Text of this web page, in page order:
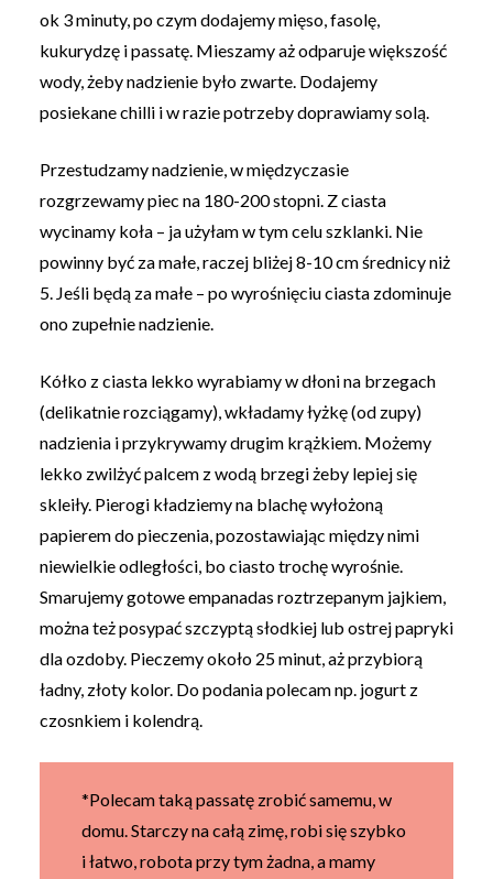
ok 3 minuty, po czym dodajemy mięso, fasolę,
kukurydzę i passatę. Mieszamy aż odparuje większość
wody, żeby nadzienie było zwarte. Dodajemy
posiekane chilli i w razie potrzeby doprawiamy solą.
Przestudzamy nadzienie, w międzyczasie
rozgrzewamy piec na 180-200 stopni. Z ciasta
wycinamy koła – ja użyłam w tym celu szklanki. Nie
powinny być za małe, raczej bliżej 8-10 cm średnicy niż
5. Jeśli będą za małe – po wyrośnięciu ciasta zdominuje
ono zupełnie nadzienie.
Kółko z ciasta lekko wyrabiamy w dłoni na brzegach
(delikatnie rozciągamy), wkładamy łyżkę (od zupy)
nadzienia i przykrywamy drugim krążkiem. Możemy
lekko zwilżyć palcem z wodą brzegi żeby lepiej się
skleiły. Pierogi kładziemy na blachę wyłożoną
papierem do pieczenia, pozostawiając między nimi
niewielkie odległości, bo ciasto trochę wyrośnie.
Smarujemy gotowe empanadas roztrzepanym jajkiem,
można też posypać szczyptą słodkiej lub ostrej papryki
dla ozdoby. Pieczemy około 25 minut, aż przybiorą
ładny, złoty kolor. Do podania polecam np. jogurt z
czosnkiem i kolendrą.
*Polecam taką passatę zrobić samemu, w
domu. Starczy na całą zimę, robi się szybko
i łatwo, robota przy tym żadna, a mamy